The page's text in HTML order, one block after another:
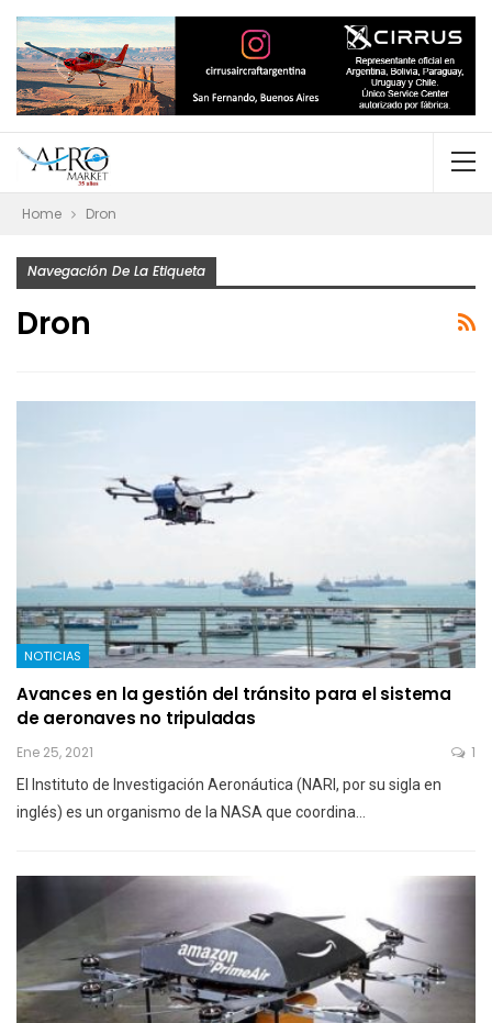
Home Dron
Navegación De La Etiqueta
Dron
NOTICIAS
Avances en la gestión del tránsito para el sistema
de aeronaves no tripuladas
Ene 25, 2021 1
El Instituto de Investigación Aeronáutica (NARI, por su sigla en
inglés) es un organismo de la NASA que coordina…